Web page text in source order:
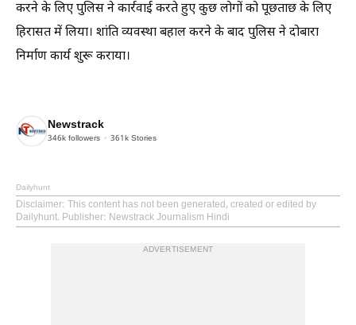
करने के लिए पुलिस ने कार्रवाई करते हुए कुछ लोगों को पूछताछ के लिए
हिरासत में लिया। शांति व्यवस्था बहाल करने के बाद पुलिस ने दोबारा
निर्माण कार्य शुरू कराया।
Newstrack
346k followers 361k Stories
Dailyhunt
Disclaimer: This content has not been generated, created or edited by
Dailyhunt. Publisher: Newstrack Journalism Hindi
ADVERTISEMENT